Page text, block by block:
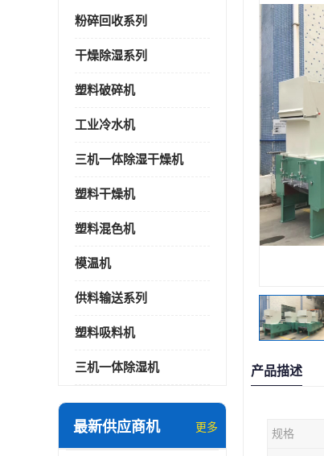
粉碎回收系列
干燥除湿系列
塑料破碎机
工业冷水机
三机一体除湿干燥机
塑料干燥机
塑料混色机
模温机
供料输送系列
塑料吸料机
三机一体除湿机
最新供应商机 更多
产品描述
规格